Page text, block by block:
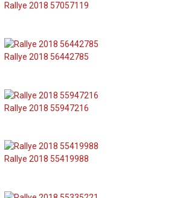
Rallye 2018 57057119
Rallye 2018 56442785
Rallye 2018 55947216
Rallye 2018 55419988